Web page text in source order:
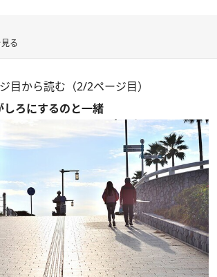
る
目から読む（2/2ページ目）
しろにするのと一緒